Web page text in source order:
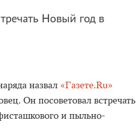
Новый год в
назвал «Газете.Ru»
Он посоветовал встречать
и пыльно-